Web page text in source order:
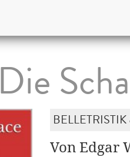
Die
Von Edgar